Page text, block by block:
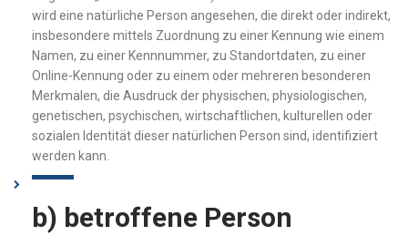
wird eine natürliche Person angesehen, die direkt oder indirekt,
insbesondere mittels Zuordnung zu einer Kennung wie einem
Namen, zu einer Kennnummer, zu Standortdaten, zu einer
Online-Kennung oder zu einem oder mehreren besonderen
Merkmalen, die Ausdruck der physischen, physiologischen,
genetischen, psychischen, wirtschaftlichen, kulturellen oder
sozialen Identität dieser natürlichen Person sind, identifiziert
werden kann.
b) betroffene Person